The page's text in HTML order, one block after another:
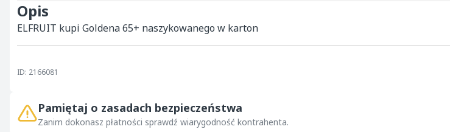
Opis
ELFRUIT kupi Goldena 65+ naszykowanego w karton
ID: 2166081
Pamiętaj o zasadach bezpieczeństwa
Zanim dokonasz płatności sprawdź wiarygodność kontrahenta.